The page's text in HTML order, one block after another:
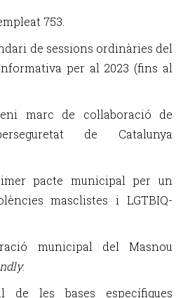
753.
de sessions ordinàries del
per al 2023 (fins al
marc de col·laboració de
de Catalunya
pacte municipal per un
masclistes i LGTBIQ-
municipal del Masnou
.
de les bases específiques